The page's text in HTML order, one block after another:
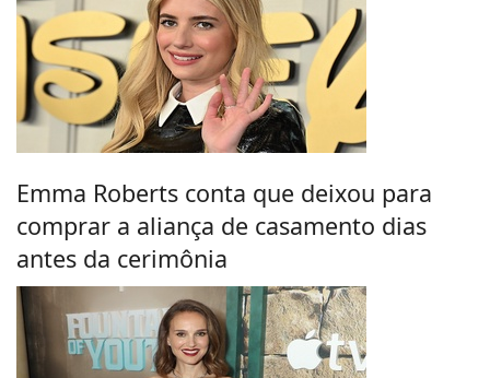
Emma Roberts conta que deixou para
comprar a aliança de casamento dias
antes da cerimônia